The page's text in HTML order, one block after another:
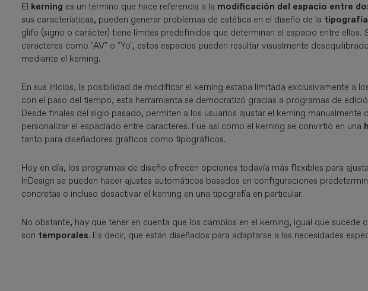
El kerning es un término que hace referencia a la modificación del espacio entre
sus características, pueden generar problemas de estética en el diseño de la tipografía
glifo (signo o carácter) tiene límites predefinidos que determinan el espacio entre ellos.
caracteres como "AV" o "Yo", estos espacios pueden resultar visualmente
mediante el kerning.
En sus inicios, la posibilidad de modificar el kerning estaba limitada exclusivamente a
con el paso del tiempo, esta herramienta se democratizó gracias a programas de
Desde finales del siglo pasado, permiten a los usuarios ajustar el kerning manualmente
personalizar el espaciado entre caracteres. Fue así como el kerning se convirtió en una
tanto para diseñadores gráficos como tipográficos.
Hoy en día, los programas de diseño ofrecen opciones todavía más flexibles para
InDesign se pueden hacer ajustes automáticos basados en configuraciones
concretas o incluso desactivar el kerning en una tipografía en particular.
No obstante, hay que tener en cuenta que los cambios en el kerning, igual que sucede
son temporales. Es decir, que están diseñados para adaptarse a las necesidades